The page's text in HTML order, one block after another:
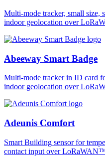
Multi-mode tracker, small size,
indoor geolocation over
Abeeway Smart Badge
Multi-mode tracker in ID card
indoor geolocation over
Adeunis Comfort
Smart Building sensor for
contact input over